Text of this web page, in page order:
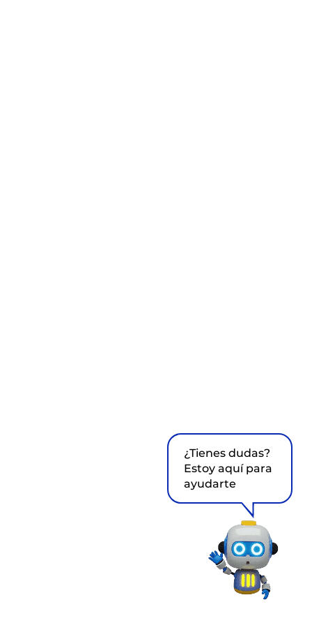
¿Tienes dudas?
Estoy aquí para
ayudarte